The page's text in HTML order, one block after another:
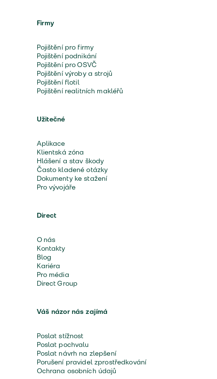
Firmy
Pojištění pro firmy
Pojištění podnikání
Pojištění pro OSVČ
Pojištění výroby a strojů
Pojištění flotil
Pojištění realitních makléřů
Užitečné
Aplikace
Klientská zóna
Hlášení a stav škody
Často kladené otázky
Dokumenty ke stažení
Pro vývojáře
Direct
O nás
Kontakty
Blog
Kariéra
Pro média
Direct Group
Váš názor nás zajímá
Poslat stížnost
Poslat pochvalu
Poslat návrh na zlepšení
Porušení pravidel zprostředkování
Ochrana osobních údajů